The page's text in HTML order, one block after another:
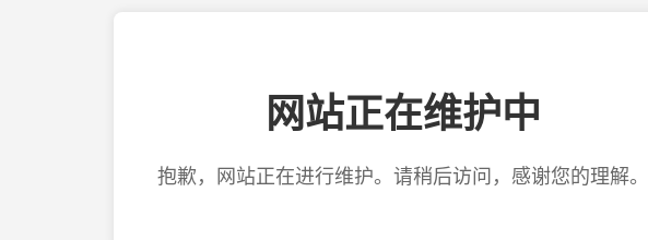
网站正在维护中
抱歉，网站正在进行维护。请稍后访问，感谢您的理解。